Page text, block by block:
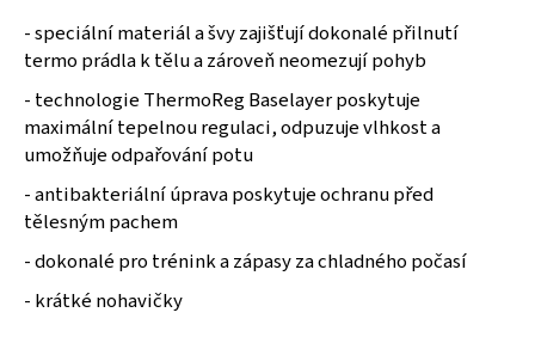
hvězdiček.
- speciální materiál a švy zajišťují dokonalé přilnutí
termo prádla k tělu a zároveň neomezují pohyb
- technologie ThermoReg Baselayer poskytuje
maximální tepelnou regulaci, odpuzuje vlhkost a
umožňuje odpařování potu
- antibakteriální úprava poskytuje ochranu před
tělesným pachem
- dokonalé pro trénink a zápasy za chladného počasí
- krátké nohavičky
HLEDAT
o
p
o
u